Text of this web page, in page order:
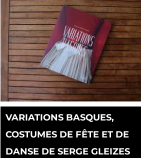
VARIATIONS BASQUES,
COSTUMES DE FÊTE ET DE
DANSE DE SERGE GLEIZES